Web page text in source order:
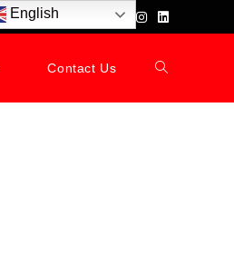
Contact Us
English